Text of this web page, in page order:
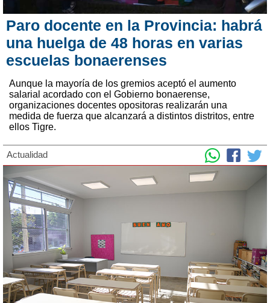
Paro docente en la Provincia: habrá
una huelga de 48 horas en varias
escuelas bonaerenses
Aunque la mayoría de los gremios aceptó el aumento
salarial acordado con el Gobierno bonaerense,
organizaciones docentes opositoras realizarán una
medida de fuerza que alcanzará a distintos distritos, entre
ellos Tigre.
Actualidad